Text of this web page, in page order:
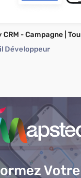
CRM - Campagne |
Développeur